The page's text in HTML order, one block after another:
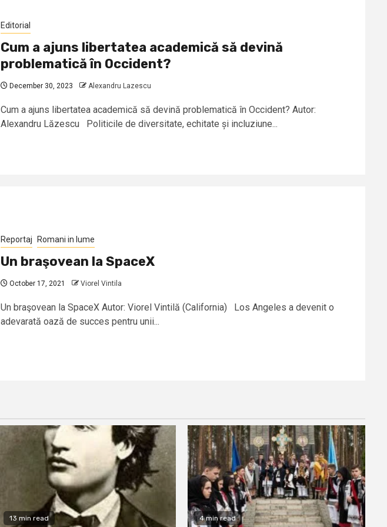
Editorial
Cum a ajuns libertatea academică să devină
problematică în Occident?
December 30, 2023 Alexandru Lazescu
Cum a ajuns libertatea academică să devină problematică în Occident? Autor:
Alexandru Lăzescu Politicile de diversitate, echitate și incluziune...
Reportaj Romani in lume
Un braşovean la SpaceX
October 17, 2021 Viorel Vintila
Un braşovean la SpaceX Autor: Viorel Vintilă (California) Los Angeles a devenit o
adevarată oază de succes pentru unii...
13 min read 4 min read